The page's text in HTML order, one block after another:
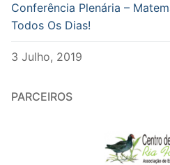
Conferência Plenária –
Todos Os Dias!
3 Julho, 2019
PARCEIROS